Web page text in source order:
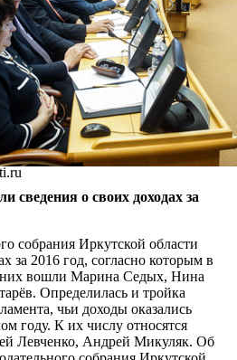
сведения о своих доходах за
собрания Иркутской области
за 2016 год, согласно которым в
вошли Марина Седых, Нина
Определилась и тройка
чьи доходы оказались
году. К их числу относятся
Левченко, Андрей Микуляк. Об